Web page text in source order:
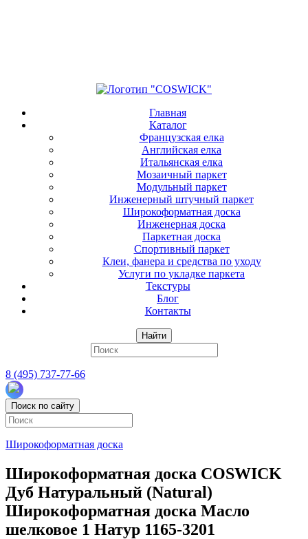
Главная
Каталог
Французская елка
Английская елка
Итальянская елка
Мозаичный паркет
Модульный паркет
Инженерный штучный паркет
Широкоформатная доска
Инженерная доска
Паркетная доска
Спортивный паркет
Клеи, фанера и средства по уходу
Услуги по укладке паркета
Текстуры
Блог
Контакты
Найти
8 (495) 737-77-66
Поиск по сайту
Широкоформатная доска
Широкоформатная доска COSWICK
Дуб Натуральный (Natural)
Широкоформатная доска Масло
шелковое 1 Натур 1165-3201